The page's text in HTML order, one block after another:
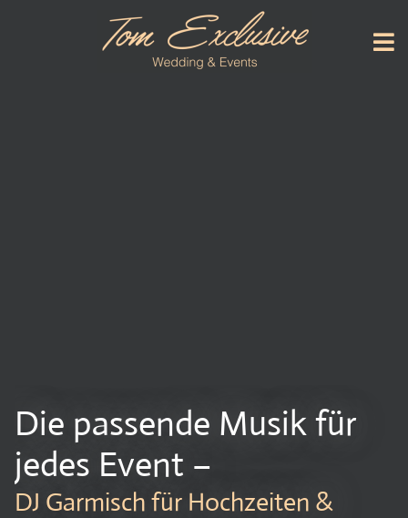
Die passende Musik für
jedes Event –
DJ Garmisch für Hochzeiten &